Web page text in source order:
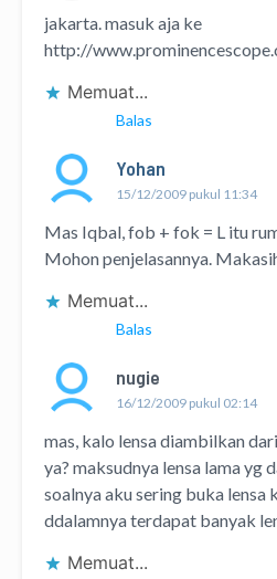
jakarta. masuk aja ke
http://
Memuat...
Balas
Yohan
15/12/2009 pukul 11:34
Mas Iqbal, fob + fok = L itu
Mohon penjelasannya.
Memuat...
Balas
nugie
16/12/2009 pukul 02:14
mas, kalo lensa diambilkan
ya? maksudnya lensa lama yg
soalnya aku sering buka lensa
ddalamnya terdapat banyak
Memuat...